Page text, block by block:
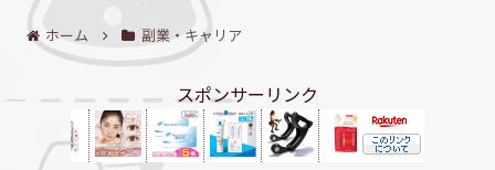
ホーム 副業・キャリア
スポンサーリンク